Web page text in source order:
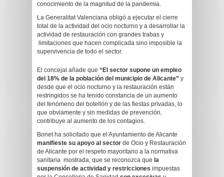
conocimiento de la magnitud de la pandemia.
La Generalitat Valenciana obligó a ejecutar el cierre
total de la actividad del ocio nocturno y a desarrollar la
actividad de restauración con grandes trabas y
limitaciones que hacen complicada sino imposible la
supervivencia de todo el sector.
El concejal añade que “El sector supone un empleo
del 18% de la población del municipio de Alicante” y
desde que el ocio nocturno y la restauración están
restringidos se ha tenido constancia de un aumento
del fenómeno del botellón y de las fiestas privadas, lo
que obviamente y sin medidas de prevención,
contribuye al aumento de los contagios.
Bonet ha solicitado que el Ayuntamiento de Alicante
manifieste su apoyo al sector de Ocio y Restauración
de Alicante por el respeto mayoritario a la normativa
sanitaria mostrada, que se reconozca que la
suspensión de actividad y restricciones impuestas